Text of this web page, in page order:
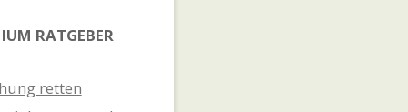
RATGEBER
retten